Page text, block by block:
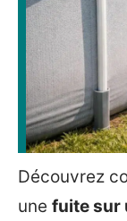
Découvrez
une fuite sur